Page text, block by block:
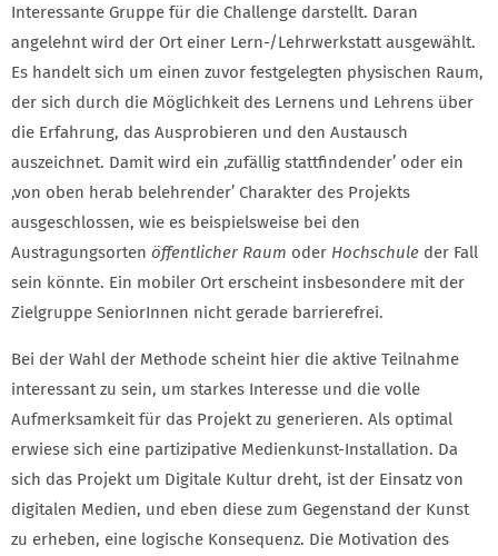
Interessante Gruppe für die Challenge darstellt. Daran
angelehnt wird der Ort einer Lern-/Lehrwerkstatt ausgewählt.
Es handelt sich um einen zuvor festgelegten physischen Raum,
der sich durch die Möglichkeit des Lernens und Lehrens über
die Erfahrung, das Ausprobieren und den Austausch
auszeichnet. Damit wird ein ‚zufällig stattfindender’ oder ein
‚von oben herab belehrender’ Charakter des Projekts
ausgeschlossen, wie es beispielsweise bei den
Austragungsorten öffentlicher Raum oder Hochschule der Fall
sein könnte. Ein mobiler Ort erscheint insbesondere mit der
Zielgruppe SeniorInnen nicht gerade barrierefrei.
Bei der Wahl der Methode scheint hier die aktive Teilnahme
interessant zu sein, um starkes Interesse und die volle
Aufmerksamkeit für das Projekt zu generieren. Als optimal
erwiese sich eine partizipative Medienkunst-Installation. Da
sich das Projekt um Digitale Kultur dreht, ist der Einsatz von
digitalen Medien, und eben diese zum Gegenstand der Kunst
zu erheben, eine logische Konsequenz. Die Motivation des